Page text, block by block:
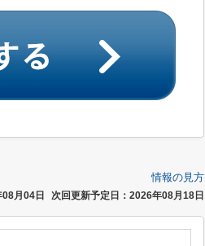
情報の見方
月04日 次回更新予定日：2026年08月18日